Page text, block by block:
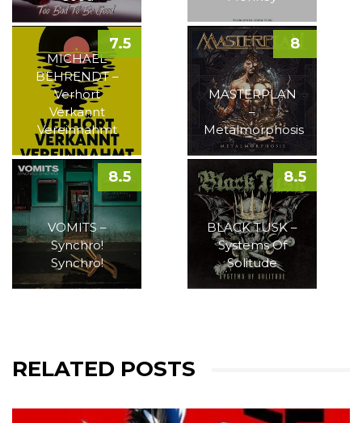
MICHAEL
BEHRENDT –
Verhört
Verkannt
Vereinnahmt
7.5
MASTERPLAN
–
Metalmorphosis
8
VOMITS –
Synchro!
Synchro!
8.5
BLACK TUSK –
Systems Of
Solitude
8.5
RELATED POSTS